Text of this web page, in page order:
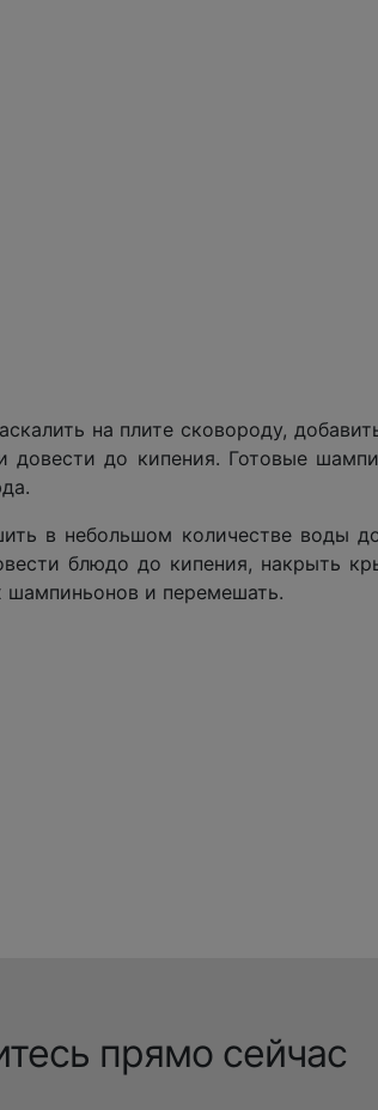
на плите сковороду,
довести до кипения. Готовые
в небольшом количестве воды
блюдо до кипения, накрыть
шампиньонов и перемешать.
прямо сейчас